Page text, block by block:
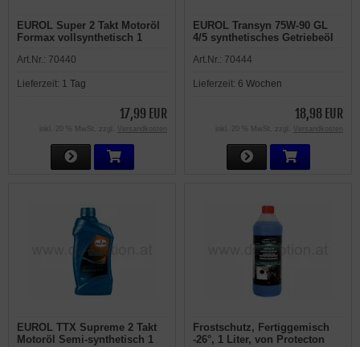
EUROL Super 2 Takt Motoröl
Formax vollsynthetisch 1
Art.Nr.: 70440
Lieferzeit: 1 Tag
17,99 EUR
inkl. 20 % MwSt. zzgl. Versandkosten
EUROL Transyn 75W-90 GL
4/5 synthetisches Getriebeöl
Art.Nr.: 70444
Lieferzeit: 6 Wochen
18,98 EUR
inkl. 20 % MwSt. zzgl. Versandkosten
EUROL TTX Supreme 2 Takt
Motoröl Semi-synthetisch 1
Frostschutz, Fertiggemisch
-26°, 1 Liter, von Protecton